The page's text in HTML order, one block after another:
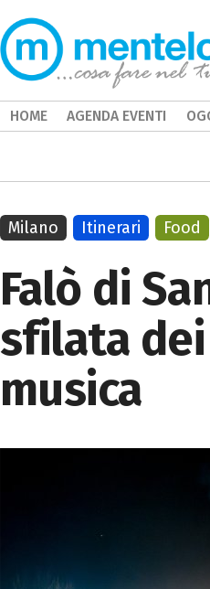
Falò di
sfilata
musica
Milano Itinerari Food
HOME AGENDA EVENTI